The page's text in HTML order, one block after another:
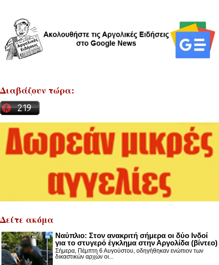
Διαβάζουν τώρα:
Δείτε ακόμα
Nαύπλιο: Στον ανακριτή σήμερα οι δύο Ινδοί
για το στυγερό έγκλημα στην Αργολίδα (βίντεο)
Σήμερα, Πέμπτη 6 Αυγούστου, οδηγήθηκαν ενώπιον των
δικαστικών αρχών οι...